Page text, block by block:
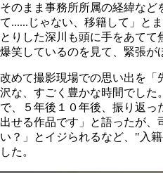
そのまま事務所所属の経緯など
て......じゃない、移籍して」と
とりした深川も頭に手をあてて
爆笑しているのを見て、緊張が
改めて撮影現場での思い出を「
沢な、すごく豊かな時間でした
で、５年後１０年後、振り返っ
出せる作品です」と語ったが、
い？」とイジられるなど、"入
した。